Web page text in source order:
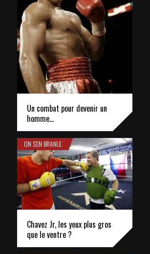
Un combat pour devenir un
homme…
ON S'EN BRANLE
Chavez Jr, les yeux plus gros
que le ventre ?